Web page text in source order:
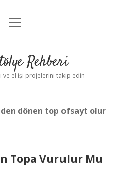
Anasayfa
Uyarı
menüyü
Rehberi
ve el işi projelerini takip edin
dönen top ofsayt olur
Topa Vurulur Mu